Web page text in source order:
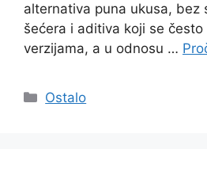
alternativa puna ukusa, bez
šećera i aditiva koji se
verzijama, a u odnosu …
Categories
Ostalo